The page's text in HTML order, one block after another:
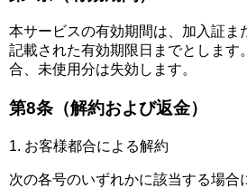
本サービスの有効期間は、加入証ま
記載された有効期限日までとします
合、未使用分は失効します。
第8条（解約および返金）
1. お客様都合による解約
次の各号のいずれかに該当する場合